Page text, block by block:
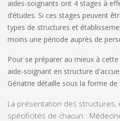
aides-soignants ont 4 stages à
d’études. Si ces stages peuvent
types de structures et
moins une période auprès de
Pour se préparer au mieux à
aide-soignant en structure
Gériatrie détaille sous la forme de
La présentation des
spécificités de chacun :